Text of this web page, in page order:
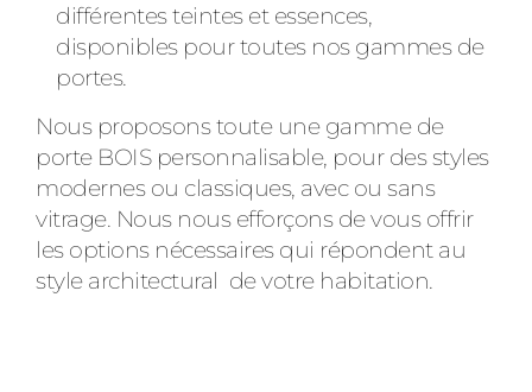
différentes teintes et essences,
disponibles pour toutes nos gammes de
portes.
Nous proposons toute une gamme de
porte BOIS personnalisable, pour des styles
modernes ou classiques, avec ou sans
vitrage. Nous nous efforçons de vous offrir
les options nécessaires qui répondent au
style architectural de votre habitation.